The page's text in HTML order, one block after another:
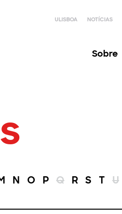
ULISBOA NOTÍCIAS
Sobre
N O P Q R S T U